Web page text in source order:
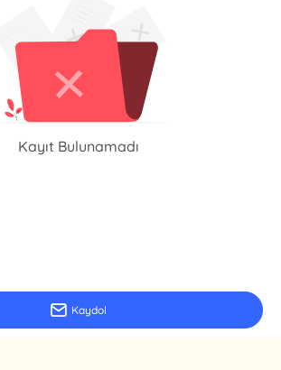
Kayıt Bulunamadı
Kaydol